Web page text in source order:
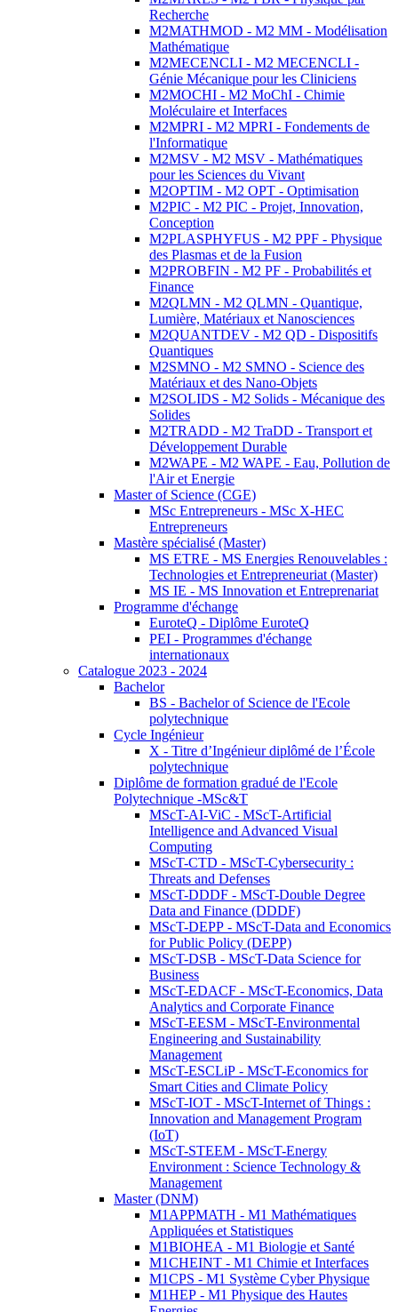
Recherche
M2MATHMOD - M2 MM - Modélisation
Mathématique
M2MECENCLI - M2 MECENCLI -
Génie Mécanique pour les Cliniciens
M2MOCHI - M2 MoChI - Chimie
Moléculaire et Interfaces
M2MPRI - M2 MPRI - Fondements de
l'Informatique
M2MSV - M2 MSV - Mathématiques
pour les Sciences du Vivant
M2OPTIM - M2 OPT - Optimisation
M2PIC - M2 PIC - Projet, Innovation,
Conception
M2PLASPHYFUS - M2 PPF - Physique
des Plasmas et de la Fusion
M2PROBFIN - M2 PF - Probabilités et
Finance
M2QLMN - M2 QLMN - Quantique,
Lumière, Matériaux et Nanosciences
M2QUANTDEV - M2 QD - Dispositifs
Quantiques
M2SMNO - M2 SMNO - Science des
Matériaux et des Nano-Objets
M2SOLIDS - M2 Solids - Mécanique des
Solides
M2TRADD - M2 TraDD - Transport et
Développement Durable
M2WAPE - M2 WAPE - Eau, Pollution de
l'Air et Energie
Master of Science (CGE)
MSc Entrepreneurs - MSc X-HEC
Entrepreneurs
Mastère spécialisé (Master)
MS ETRE - MS Energies Renouvelables :
Technologies et Entrepreneuriat (Master)
MS IE - MS Innovation et Entreprenariat
Programme d'échange
EuroteQ - Diplôme EuroteQ
PEI - Programmes d'échange
internationaux
Catalogue 2023 - 2024
Bachelor
BS - Bachelor of Science de l'Ecole
polytechnique
Cycle Ingénieur
X - Titre d’Ingénieur diplômé de l’École
polytechnique
Diplôme de formation gradué de l'Ecole
Polytechnique -MSc&T
MScT-AI-ViC - MScT-Artificial
Intelligence and Advanced Visual
Computing
MScT-CTD - MScT-Cybersecurity :
Threats and Defenses
MScT-DDDF - MScT-Double Degree
Data and Finance (DDDF)
MScT-DEPP - MScT-Data and Economics
for Public Policy (DEPP)
MScT-DSB - MScT-Data Science for
Business
MScT-EDACF - MScT-Economics, Data
Analytics and Corporate Finance
MScT-EESM - MScT-Environmental
Engineering and Sustainability
Management
MScT-ESCLiP - MScT-Economics for
Smart Cities and Climate Policy
MScT-IOT - MScT-Internet of Things :
Innovation and Management Program
(IoT)
MScT-STEEM - MScT-Energy
Environment : Science Technology &
Management
Master (DNM)
M1APPMATH - M1 Mathématiques
Appliquées et Statistiques
M1BIOHEA - M1 Biologie et Santé
M1CHEINT - M1 Chimie et Interfaces
M1CPS - M1 Système Cyber Physique
M1HEP - M1 Physique des Hautes